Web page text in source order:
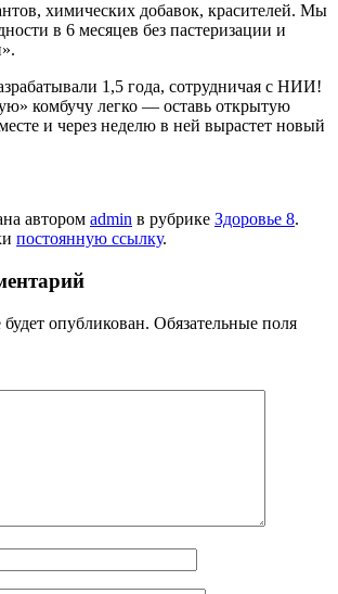
химических добавок, красителей. Мы
в 6 меся­цев без пастеризации и
1,5 года, сотруд­ничая с НИИ!
комбучу легко — оставь открытую
и через неделю в ней вырастет новый
автором admin в рубрике Здоровье 8.
постоянную ссылку.
опубликован. Обязательные поля